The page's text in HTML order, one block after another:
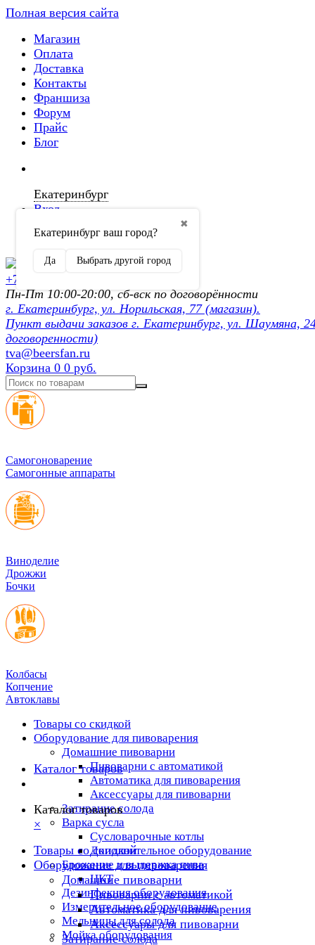
Полная версия сайта
Магазин
Оплата
Доставка
Контакты
Франшиза
Форум
Прайс
Блог
Екатеринбург
✖
Екатеринбург ваш город?
Да Выбрать другой город
Вход
Регистрация
+7 (902) 872-54-70
Пн-Пт 10:00-20:00, сб-вск по договорённости
г. Екатеринбург, ул. Норильская, 77 (магазин).
Пункт выдачи заказов г. Екатеринбург, ул. Шаумяна,
договоренности)
tva@beersfan.ru
Корзина 0 0 руб.
Cамогоноварение
Самогонные аппараты
Виноделие
Дрожжи
Бочки
Колбасы
Копчение
Автоклавы
Товары со скидкой
Оборудование для пивоварения
Домашние пивоварни
Пивоварни с автоматикой
Автоматика для пивоварения
Аксессуары для пивоварни
Затирание солода
Варка сусла
Cусловарочные котлы
Дополнительное оборудование
Брожение и выдержка пива
ЦКТ
Дезинфекция оборудования
Измерительное оборудование
Мельницы для солода
Мойка оборудования
Каталог товаров
Каталог товаров
×
Товары со скидкой
Оборудование для пивоварения
Домашние пивоварни
Пивоварни с автоматикой
Автоматика для пивоварения
Аксессуары для пивоварни
Затирание солода